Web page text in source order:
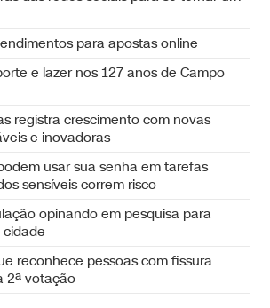
para apostas online
e lazer nos 127 anos de Campo
registra crescimento com novas
e inovadoras
usar sua senha em tarefas
sensíveis correm risco
opinando em pesquisa para
reconhece pessoas com fissura
2ª votação